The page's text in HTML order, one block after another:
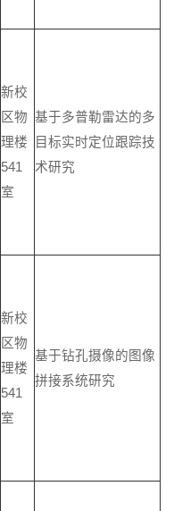
新校
区物
理楼
541
室
基于多普勒雷达的多
目标实时定位跟踪技
术研究
新校
区物
理楼
541
室
基于钻孔摄像的图像
拼接系统研究